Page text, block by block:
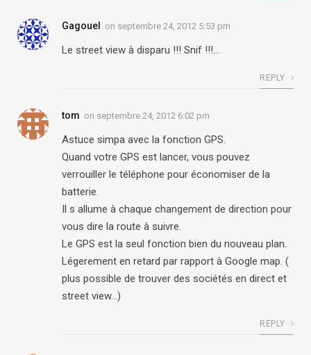
Gagouel on septembre 24, 2012 5:53 pm
Le street view à disparu !!! Snif !!!…
REPLY
tom on septembre 24, 2012 6:02 pm
Astuce simpa avec la fonction GPS.
Quand votre GPS est lancer, vous pouvez
verrouiller le téléphone pour économiser de la
batterie.
Il s allume à chaque changement de direction pour
vous dire la route à suivre.
Le GPS est la seul fonction bien du nouveau plan.
Légerement en retard par rapport à Google map. (
plus possible de trouver des sociétés en direct et
street view…)
REPLY